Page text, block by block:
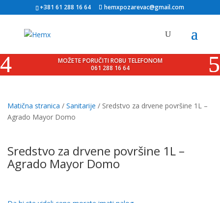
+381 61 288 16 64 hemxpozarevac@gmail.com
MOŽETE PORUČITI ROBU TELEFONOM
061 288 16 64
Matična stranica / Sanitarije / Sredstvo za drvene površine 1L –
Agrado Mayor Domo
Sredstvo za drvene površine 1L –
Agrado Mayor Domo